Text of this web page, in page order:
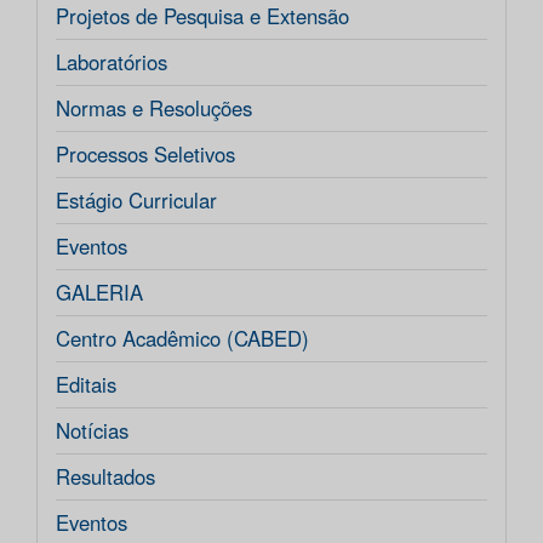
Projetos de Pesquisa e Extensão
Laboratórios
Normas e Resoluções
Processos Seletivos
Estágio Curricular
Eventos
GALERIA
Centro Acadêmico (CABED)
Editais
Notícias
Resultados
Eventos